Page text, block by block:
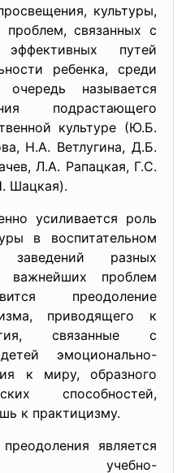
культуры,
связанных с
путей
ребенка, среди
называется
подрастающего
культуре (Ю.Б.
Н.А. Ветлугина, Д.Б.
Л.А. Рапацкая, Г.С.
Шацкая).
усиливается роль
в воспитательном
заведений разных
проблем
преодоление
приводящего к
связанные с
эмоционально-
к миру, образного
способностей,
к практицизму.
является
учебно-